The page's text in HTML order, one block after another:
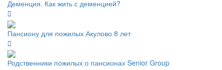
Деменция. Как жить с деменцией?
Пансиону для пожилых Акулово 8 лет
Родственники пожилых о пансионах Senior Group